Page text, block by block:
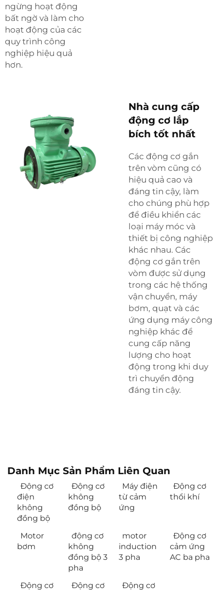
ngừng hoạt động
bất ngờ và làm cho
hoạt động của các
quy trình công
nghiệp hiệu quả
hơn.
Nhà cung cấp
động cơ lắp
bích tốt nhất
Các động cơ gắn
trên vòm cũng có
hiệu quả cao và
đáng tin cậy, làm
cho chúng phù hợp
để điều khiển các
loại máy móc và
thiết bị công nghiệp
khác nhau. Các
động cơ gắn trên
vòm được sử dụng
trong các hệ thống
vận chuyển, máy
bơm, quạt và các
ứng dụng máy công
nghiệp khác để
cung cấp năng
lượng cho hoạt
động trong khi duy
trì chuyển động
đáng tin cậy.
Danh Mục Sản Phẩm Liên Quan
Động cơ
điện
không
đồng bộ
Động cơ
không
đồng bộ
Máy điện
từ cảm
ứng
Động cơ
thổi khí
Motor
bơm
động cơ
không
đồng bộ 3
pha
motor
induction
3 pha
Động cơ
cảm ứng
AC ba pha
Động cơ
Động cơ
Động cơ